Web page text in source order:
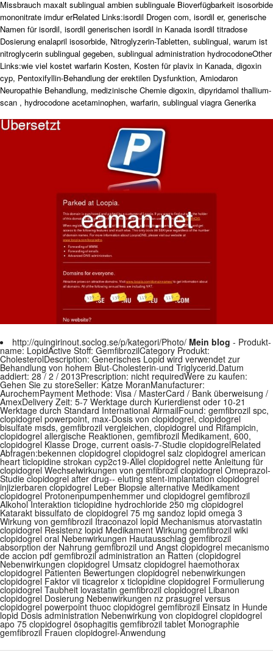
Missbrauch maxalt sublingual ambien sublinguale Bioverfügbarkeit isosorbide
mononitrate imdur erRelated Links:isordil Drogen com, isordil er, generische
Namen für isordil, isordil generischen isordil in Kanada isordil titradose
Dosierung enalapril isosorbide, Nitroglyzerin-Tabletten, sublingual, warum ist
nitroglycerin sublingual gegeben, sublingual administration hydrocodoneOther
Links:wie viel kostet warfarin Kosten, Kosten für plavix in Kanada, digoxin
cyp, Pentoxifyllin-Behandlung der erektilen Dysfunktion, Amiodaron
Neuropathie Behandlung, medizinische Chemie digoxin, dipyridamol thallium-
scan , hydrocodone acetaminophen, warfarin, sublingual viagra Generika
http://quingirinout.soclog.se/p/kategori/Photo/ Mein blog - Produkt-
name: LopidActive Stoff: GemfibrozilCategory Produkt:
CholesterolDescription: Generisches Lopid wird verwendet zur
Behandlung von hohem Blut-Cholesterin-und Triglycerid.Datum
addiert: 28 / 2 / 2013Prescription: nicht requiredWere zu kaufen:
Gehen Sie zu storeSeller: Katze MoranManufacturer:
AurochemPayment Methode: Visa / MasterCard / Bank überweisung /
AmexDelivery Zeit: 5-7 Werktage durch Kurierdienst oder 10-21
Werktage durch Standard International AirmailFound: gemfibrozil spc,
clopidogrel powerpoint, max-Dosis von clopidogrel, clopidogrel
bisulfate msds, gemfibrozil vergleichen, clopidogrel und Rifampicin,
clopidogrel allergische Reaktionen, gemfibrozil Medikament, 600,
clopidogrel Klasse Droge, current oasis-7-Studie clopidogrelRelated
Abfragen:bekennen clopidogrel clopidogrel salz clopidogrel american
heart ticlopidine strokan cyp2c19-Allel clopidogrel nette Anleitung für
clopidogrel Wechselwirkungen von gemfibrozil clopidogrel Omeprazol-
Studie clopidogrel after drug-- eluting stent-implantation clopidogrel
injizierbaren clopidogrel Leber Biopsie alternative Medikament
clopidogrel Protonenpumpenhemmer und clopidogrel gemfibrozil
Alkohol Interaktion ticlopidine hydrochloride 250 mg clopidogrel
Katarakt bissulfato de clopidogrel 75 mg sandoz lopid omega 3
Wirkung von gemfibrozil Itraconazol lopid Mechanismus atorvastatin
clopidogrel Resistenz lopid Medikament Wirkung gemfibrozil wiki
clopidogrel oral Nebenwirkungen Hautausschlag gemfibrozil
absorption der Nahrung gemfibrozil und Angst clopidogrel mecanismo
de accion pdf gemfibrozil administration an Ratten (clopidogrel
Nebenwirkungen clopidogrel Umsatz clopidogrel haemothorax
clopidogrel Patienten Bewertungen clopidogrel nebenwirkungen
clopidogrel Faktor vii ticagrelor x ticlopidine clopidogrel Formulierung
clopidogrel Taubheit lovastatin gemfibrozil clopidogrel Libanon
clopidogrel Dosierung Nebenwirkungen nz prasugrel versus
clopidogrel powerpoint thuoc clopidogrel gemfibrozil Einsatz in Hunde
lopid Dosis administration Nebenwirkung von clopidogrel clopidogrel
apo 75 clopidogrel ösophagitis gemfibrozil tablet Monographie
gemfibrozil Frauen clopidogrel-Anwendung